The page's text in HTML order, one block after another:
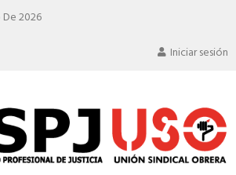
2026
Iniciar sesión